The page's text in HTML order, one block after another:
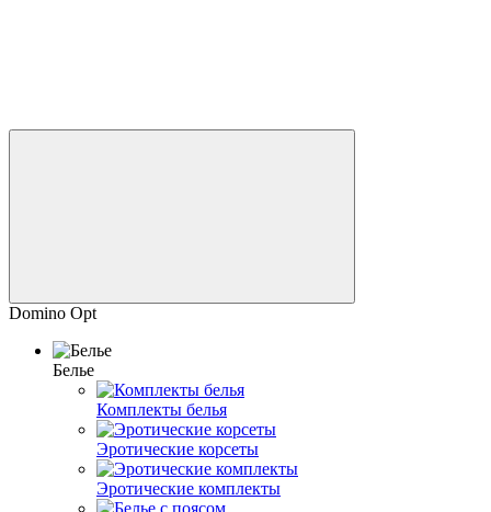
Domino Opt
Белье
Комплекты белья
Эротические корсеты
Эротические комплекты